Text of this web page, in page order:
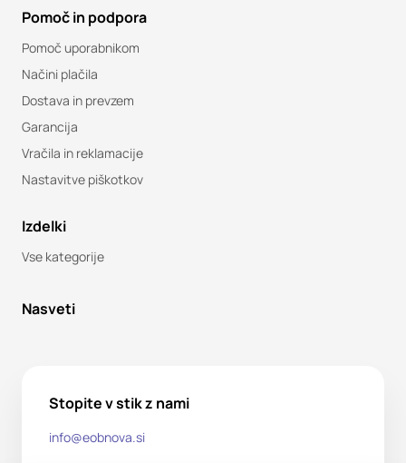
Pomoč in podpora
Pomoč uporabnikom
Načini plačila
Dostava in prevzem
Garancija
Vračila in reklamacije
Nastavitve piškotkov
Izdelki
Vse kategorije
Nasveti
Stopite v stik z nami
info@eobnova.si